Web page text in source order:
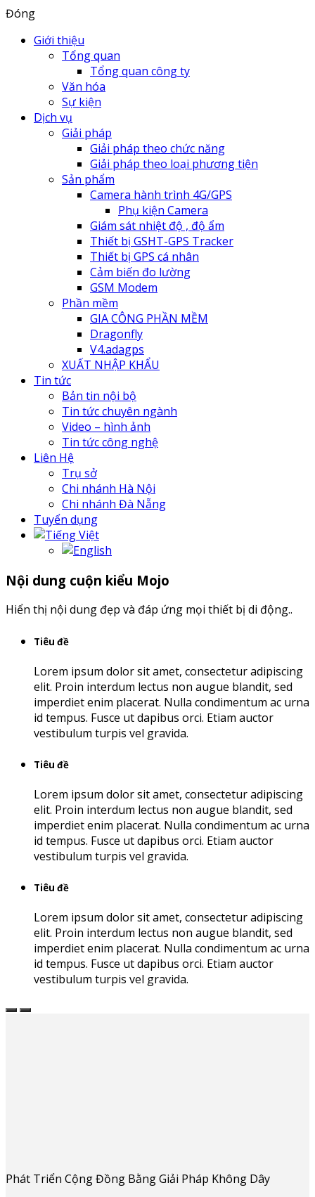
Đóng
Giới thiệu
Tổng quan
Tổng quan công ty
Văn hóa
Sự kiện
Dịch vụ
Giải pháp
Giải pháp theo chức năng
Giải pháp theo loại phương tiện
Sản phẩm
Camera hành trình 4G/GPS
Phụ kiện Camera
Giám sát nhiệt độ , độ ẩm
Thiết bị GSHT-GPS Tracker
Thiết bị GPS cá nhân
Cảm biến đo lường
GSM Modem
Phần mềm
GIA CÔNG PHẦN MỀM
Dragonfly
V4.adagps
XUẤT NHẬP KHẨU
Tin tức
Bản tin nội bộ
Tin tức chuyên ngành
Video – hình ảnh
Tin tức công nghệ
Liên Hệ
Trụ sở
Chi nhánh Hà Nội
Chi nhánh Đà Nẵng
Tuyển dụng
Nội dung cuộn kiểu Mojo
Hiển thị nội dung đẹp và đáp ứng mọi thiết bị di động..
Tiêu đề
Lorem ipsum dolor sit amet, consectetur adipiscing
elit. Proin interdum lectus non augue blandit, sed
imperdiet enim placerat. Nulla condimentum ac urna
id tempus. Fusce ut dapibus orci. Etiam auctor
vestibulum turpis vel gravida.
Tiêu đề
Lorem ipsum dolor sit amet, consectetur adipiscing
elit. Proin interdum lectus non augue blandit, sed
imperdiet enim placerat. Nulla condimentum ac urna
id tempus. Fusce ut dapibus orci. Etiam auctor
vestibulum turpis vel gravida.
Tiêu đề
Lorem ipsum dolor sit amet, consectetur adipiscing
elit. Proin interdum lectus non augue blandit, sed
imperdiet enim placerat. Nulla condimentum ac urna
id tempus. Fusce ut dapibus orci. Etiam auctor
vestibulum turpis vel gravida.
Phát Triển Cộng Đồng Bằng Giải Pháp Không Dây